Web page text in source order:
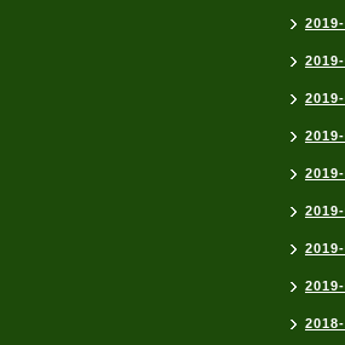
2019-
2019-
2019-
2019-
2019-
2019-
2019-
2019-
2018-